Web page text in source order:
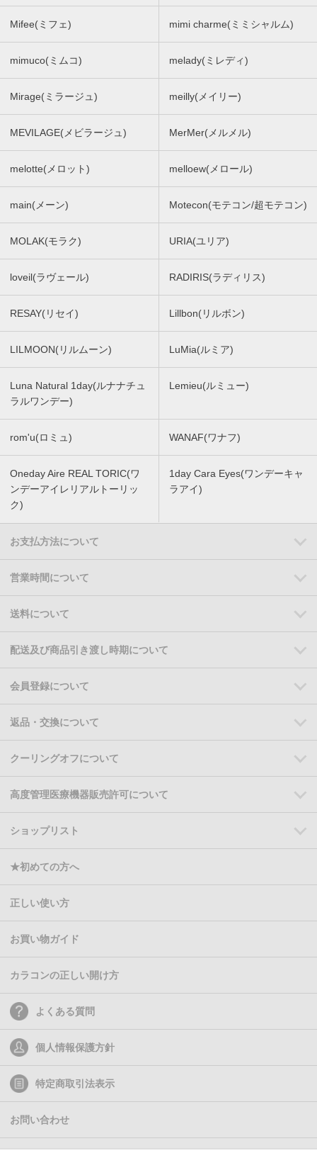
Mifee(ミフェ) mimi charme(ミミシャルム)
mimuco(ミムコ) melady(ミレディ)
Mirage(ミラージュ) meilly(メイリー)
MEVILAGE(メビラージュ) MerMer(メルメル)
melotte(メロット) melloew(メロール)
main(メーン) Motecon(モテコン/超モテコン)
MOLAK(モラク) URIA(ユリア)
loveil(ラヴェール) RADIRIS(ラディリス)
RESAY(リセイ) Lillbon(リルボン)
LILMOON(リルムーン) LuMia(ルミア)
Luna Natural 1day(ルナナチュ
ラルワンデー)
Lemieu(ルミュー)
rom'u(ロミュ) WANAF(ワナフ)
Oneday Aire REAL TORIC(ワ
ンデーアイレリアルトーリッ
ク)
1day Cara Eyes(ワンデーキャ
ラアイ)
お支払方法について
営業時間について
送料について
配送及び商品引き渡し時期について
会員登録について
返品・交換について
クーリングオフについて
高度管理医療機器販売許可について
ショップリスト
★初めての方へ
正しい使い方
お買い物ガイド
カラコンの正しい開け方
よくある質問
個人情報保護方針
特定商取引法表示
お問い合わせ